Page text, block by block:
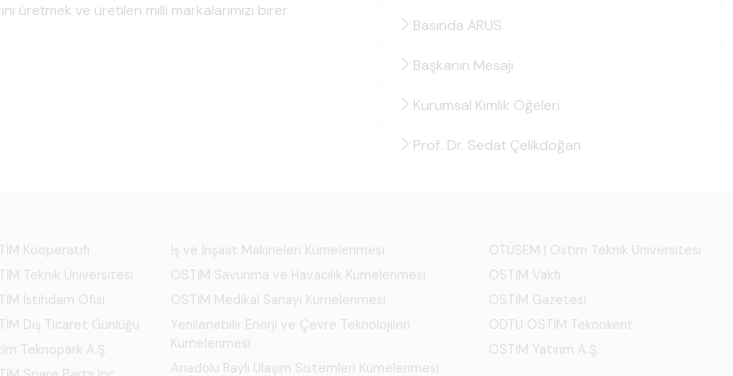
üretmek ve üretilen milli markalarımızı birer
Basında ARUS
Başkanın Mesajı
Kurumsal Kimlik Öğeleri
Prof. Dr. Sedat Çelikdoğan
Kooperatifi
Teknik Üniversitesi
İstihdam Ofisi
Dış Ticaret Günlüğü
Teknopark A.Ş.
İş ve İnşaat Makineleri Kümelenmesi
OSTİM Savunma ve Havacılık Kümelenmesi
OSTİM Medikal Sanayi Kümelenmesi
Yenilenebilir Enerji ve Çevre Teknolojileri
Kümelenmesi
Anadolu Raylı Ulaşım Sistemleri Kümelenmesi
OTÜSEM | Ostim Teknik Üniversitesi
OSTİM Vakfı
OSTİM Gazetesi
ODTÜ OSTİM Teknokent
OSTİM Yatırım A.Ş.